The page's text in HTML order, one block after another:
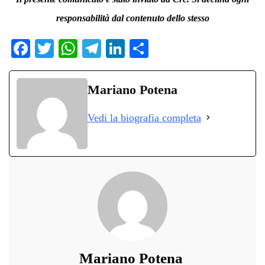
responsabilità dal contenuto dello stesso
Fa
ce
ok
T
wi
r
W
ha
ts
pp
Te
le
gr
m
Li
nk
ed
on
di
di
Mariano Potena
Vedi la biografia completa
Mariano Potena